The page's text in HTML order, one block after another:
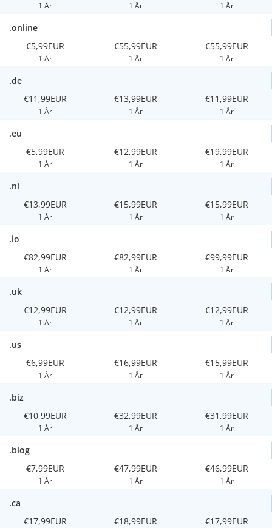
1 År 1 År 1 År
.online
€5,99EUR
1 År
€55,99EUR
1 År
€55,99EUR
1 År
.de
€11,99EUR
1 År
€13,99EUR
1 År
€11,99EUR
1 År
.eu
€5,99EUR
1 År
€12,99EUR
1 År
€19,99EUR
1 År
.nl
€13,99EUR
1 År
€15,99EUR
1 År
€15,99EUR
1 År
.io
€82,99EUR
1 År
€82,99EUR
1 År
€99,99EUR
1 År
.uk
€12,99EUR
1 År
€12,99EUR
1 År
€12,99EUR
1 År
.us
€6,99EUR
1 År
€16,99EUR
1 År
€15,99EUR
1 År
.biz
€10,99EUR
1 År
€32,99EUR
1 År
€31,99EUR
1 År
.blog
€7,99EUR
1 År
€47,99EUR
1 År
€46,99EUR
1 År
.ca
€17,99EUR
€18,99EUR €17,99EUR